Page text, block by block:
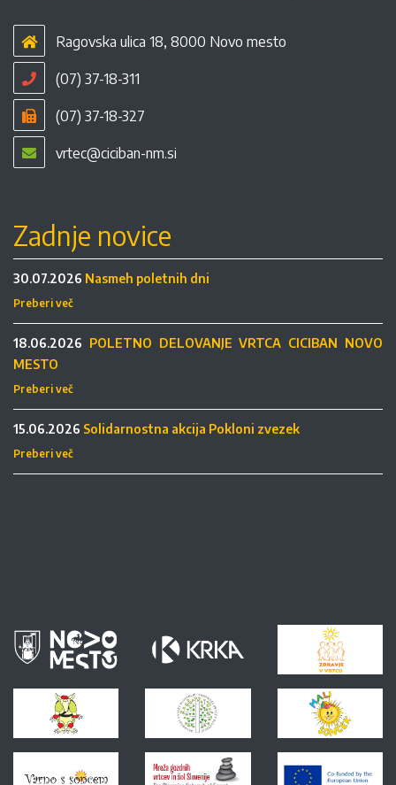
Ragovska ulica 18, 8000 Novo mesto
(07) 37-18-311
(07) 37-18-327
vrtec@ciciban-nm.si
Zadnje novice
30.07.2026 Nasmeh poletnih dni
Preberi več
18.06.2026 POLETNO DELOVANJE VRTCA CICIBAN NOVO
MESTO
Preberi več
15.06.2026 Solidarnostna akcija Pokloni zvezek
Preberi več